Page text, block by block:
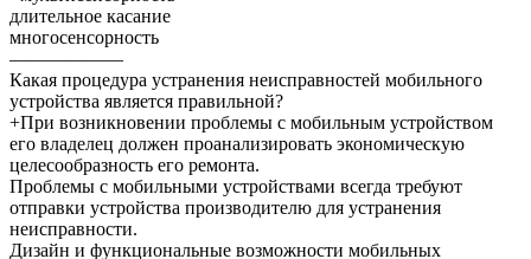
длительное касание
многосенсорность
——————
Какая процедура устранения неисправностей мобильного
устройства является правильной?
+При возникновении проблемы с мобильным устройством
его владелец должен проанализировать экономическую
целесообразность его ремонта.
Проблемы с мобильными устройствами всегда требуют
отправки устройства производителю для устранения
неисправности.
Дизайн и функциональные возможности мобильных